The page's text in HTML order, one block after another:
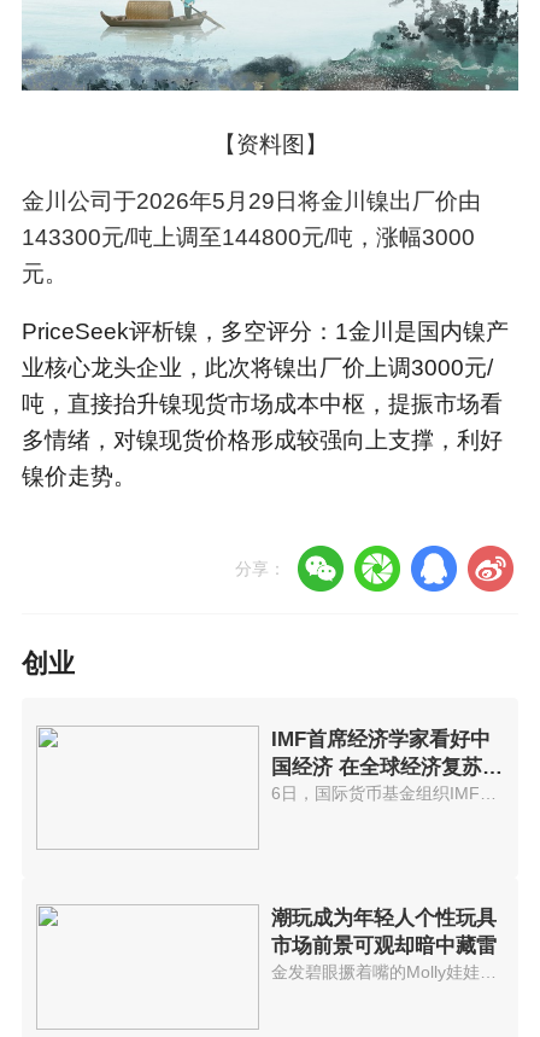
【资料图】
金川公司于2026年5月29日将金川镍出厂价由
143300元/吨上调至144800元/吨，涨幅3000
元。
PriceSeek评析镍，多空评分：1金川是国内镍产
业核心龙头企业，此次将镍出厂价上调3000元/
吨，直接抬升镍现货市场成本中枢，提振市场看
多情绪，对镍现货价格形成较强向上支撑，利好
镍价走势。
分享：
创业
IMF首席经济学家看好中
国经济 在全球经济复苏扮
演核心角色
潮玩成为年轻人个性玩具
市场前景可观却暗中藏雷